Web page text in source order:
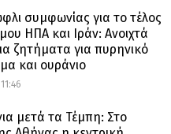
συμφωνίας για το τέλος
ΗΠΑ και Ιράν: Ανοιχτά
ζητήματα για πυρηνικό
και ουράνιο
μετά τα Τέμπη: Στο